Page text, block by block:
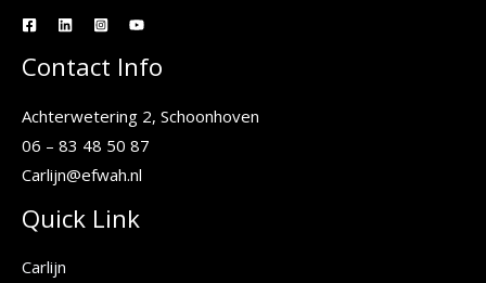
Contact Info
Achterwetering 2, Schoonhoven
06 – 83 48 50 87
Carlijn@efwah.nl
Quick Link
Carlijn